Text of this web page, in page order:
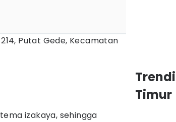
Putat Gede, Kecamatan
izakaya, sehingga
Timur